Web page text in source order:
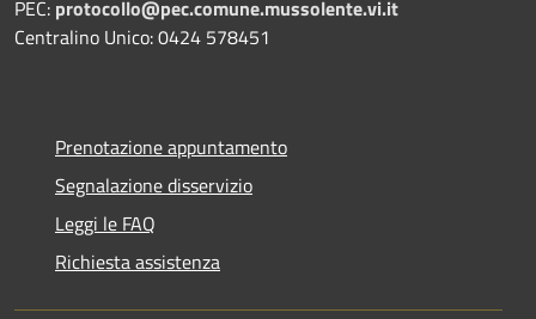
PEC: protocollo@pec.comune.mussolente.vi.it
Centralino Unico: 0424 578451
Prenotazione appuntamento
Segnalazione disservizio
Leggi le FAQ
Richiesta assistenza